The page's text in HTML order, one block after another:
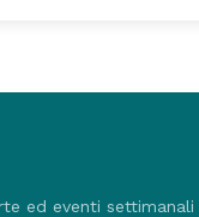
ed eventi